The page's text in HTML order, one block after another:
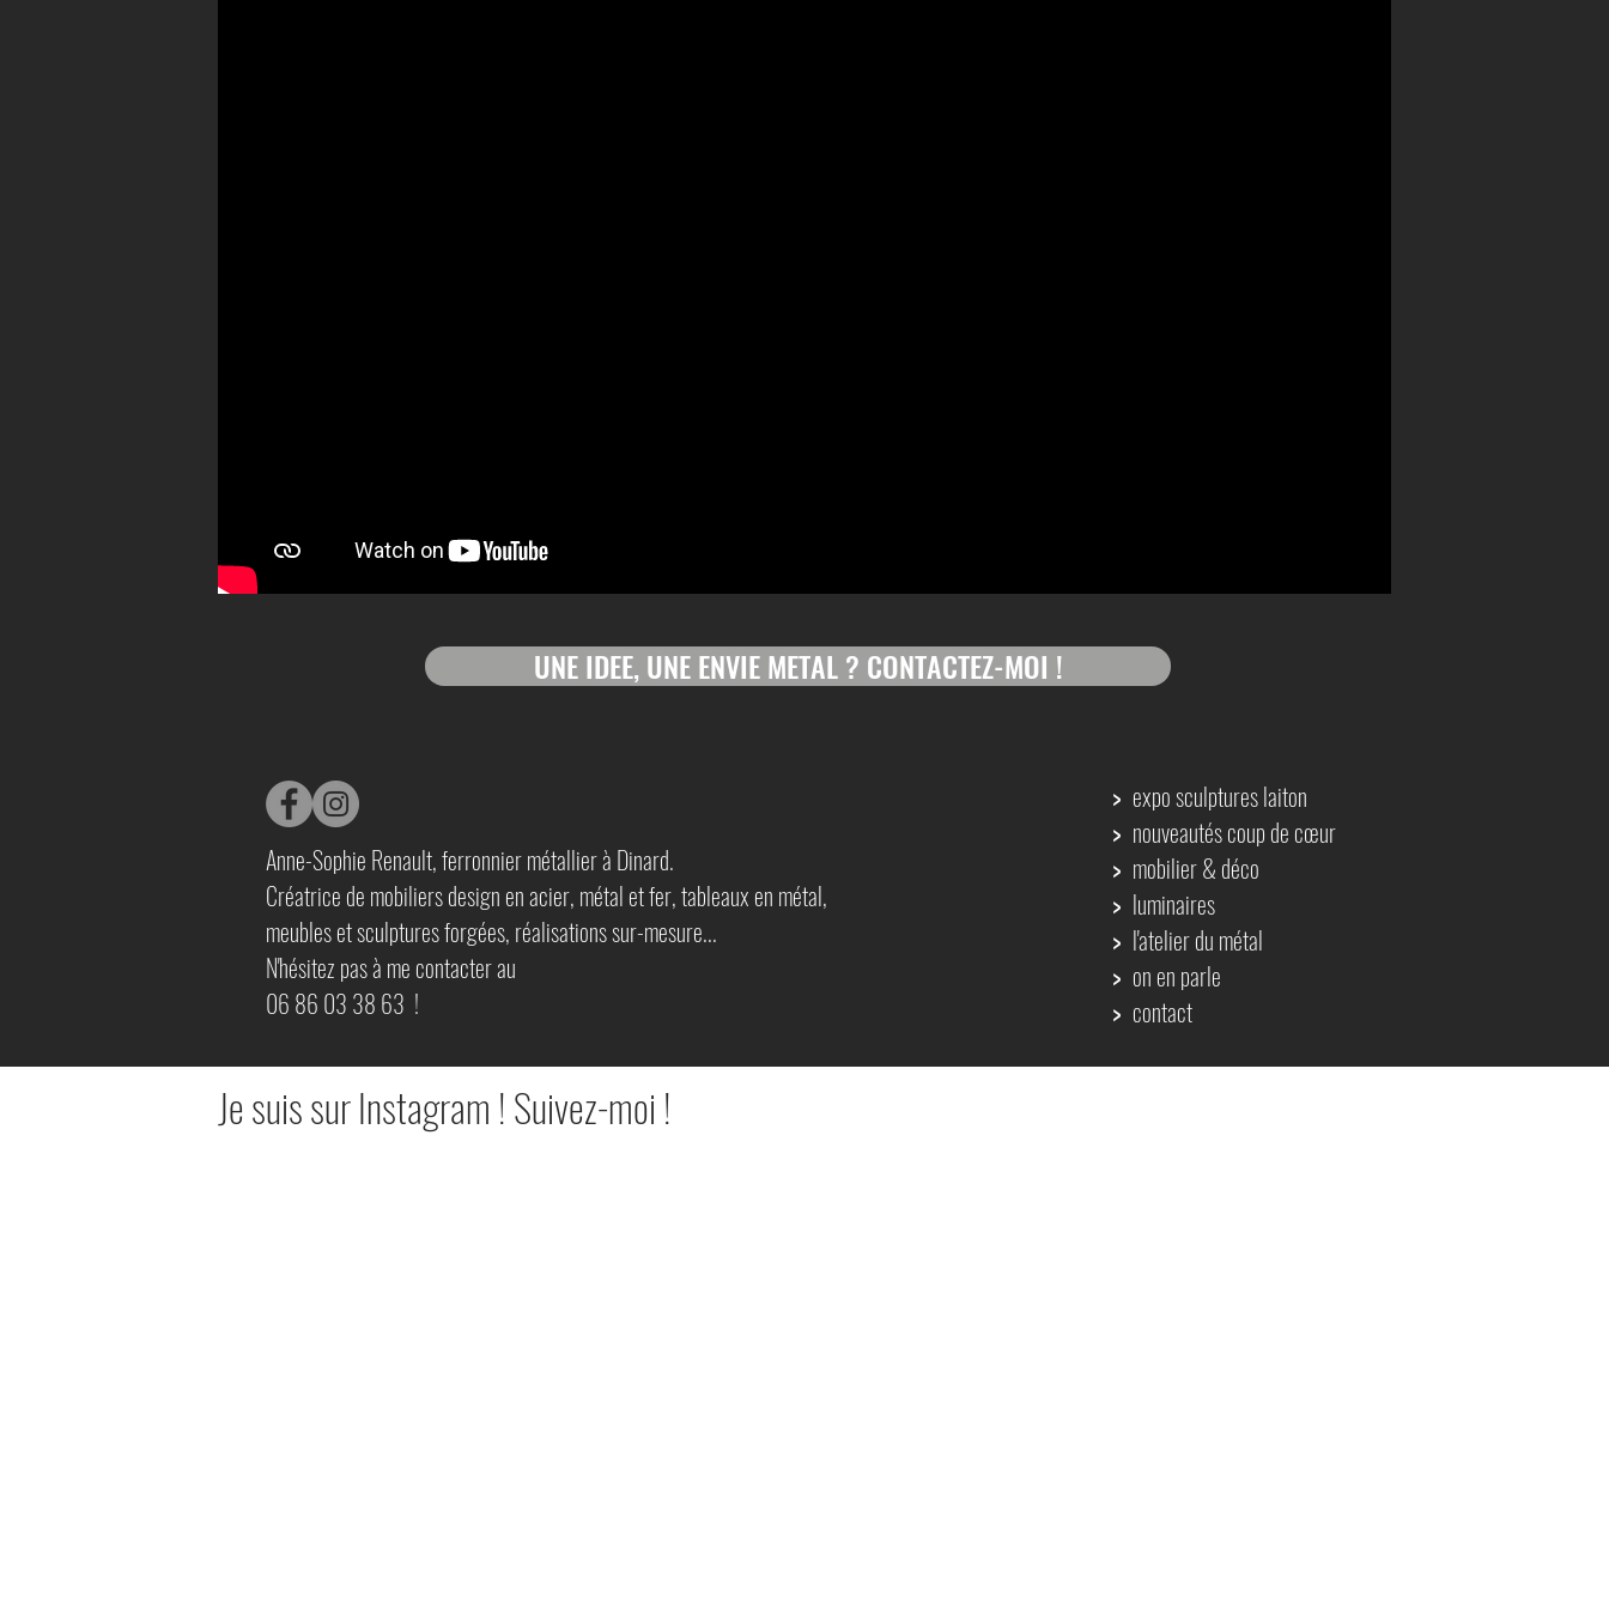
UNE IDEE, UNE ENVIE METAL ? CONTACTEZ-MOI !
Anne-Sophie Renault, ferronnier métallier à Dinard.
Créatrice de mobiliers design en acier, métal et fer, tableaux en métal,
meubles et sculptures forgées, réalisations sur-mesure...
N'hésitez pas à me contacter au
06 86 03 38 63 !
> expo sculptures laiton
> nouveautés coup de cœur
> mobilier & déco
> luminaires
> l'atelier du métal
> on en parle
> contact
Je suis sur Instagram ! Suivez-moi !